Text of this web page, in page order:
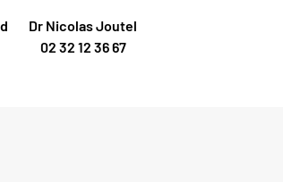
Dr Nicolas Joutel
02 32 12 36 67